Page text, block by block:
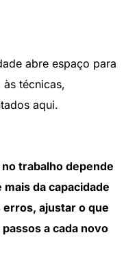
abre espaço para
técnicas,
aqui.
trabalho depende
da capacidade
ajustar o que
a cada novo